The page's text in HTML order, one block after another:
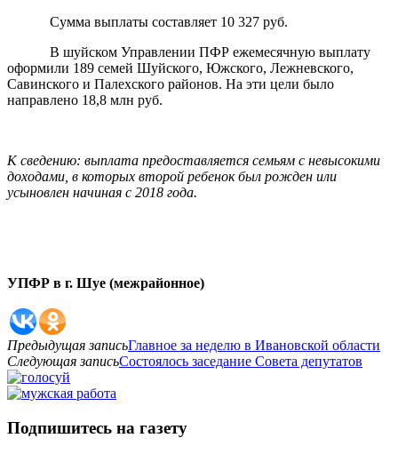
Сумма выплаты составляет 10 327 руб.
В шуйском Управлении ПФР ежемесячную выплату
оформили 189 семей Шуйского, Южского, Лежневского,
Савинского и Палехского районов. На эти цели было
направлено 18,8 млн руб.
К сведению: выплата предоставляется семьям с невысокими
доходами, в которых второй ребенок был рожден или
усыновлен начиная с 2018 года.
УПФР в г. Шуе (межрайонное)
Предыдущая записьГлавное за неделю в Ивановской области
Следующая записьСостоялось заседание Совета депутатов
Подпишитесь на газету